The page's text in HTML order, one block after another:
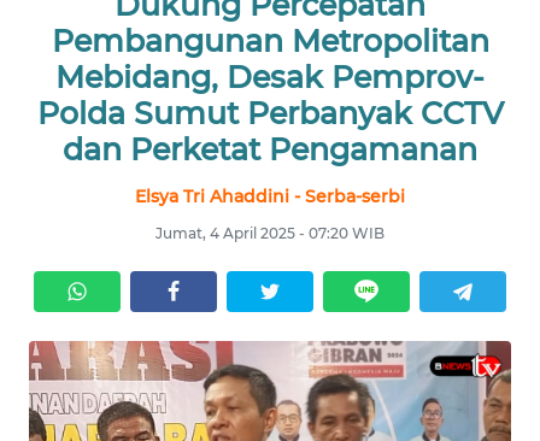
Pembangunan Metropolitan
Mebidang, Desak Pemprov-
Polda Sumut Perbanyak CCTV
dan Perketat Pengamanan
Elsya Tri Ahaddini - Serba-serbi
Jumat, 4 April 2025 - 07:20 WIB
SERBA-
SERBI
KHAS
HUKRIM
PERISTIWA
Informasi